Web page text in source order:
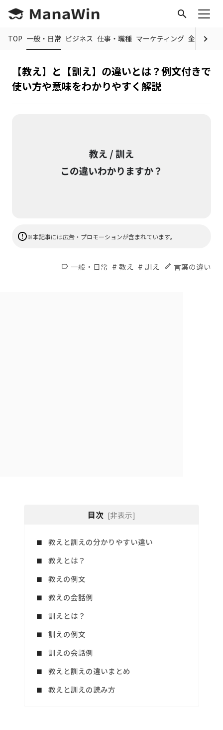
search
TOP 一般・日常 ビジネス 仕事・職種 マーケティング 金融 制度
【教え】と【訓え】の違いとは？例文付きで
使い方や意味をわかりやすく解説
※本記事には広告・プロモーションが含まれています。
label 一般・日常 # 教え # 訓え edit 言葉の違い
目次 [非表示]
教えと訓えの分かりやすい違い
教えとは？
教えの例文
教えの会話例
訓えとは？
訓えの例文
訓えの会話例
教えと訓えの違いまとめ
教えと訓えの読み方